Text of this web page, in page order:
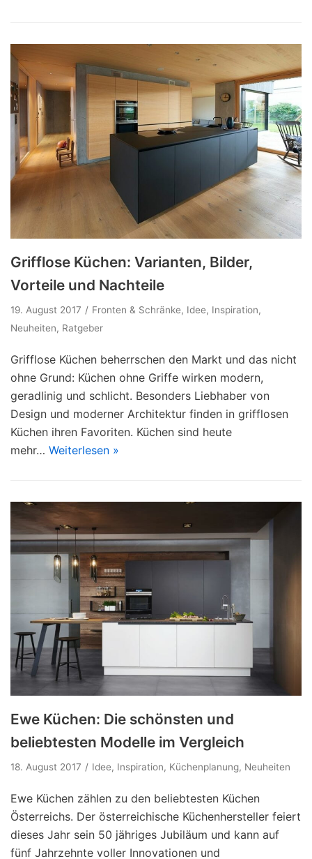
Grifflose Küchen: Varianten, Bilder,
Vorteile und Nachteile
19. August 2017 Fronten & Schränke, Idee, Inspiration,
Neuheiten, Ratgeber
Grifflose Küchen beherrschen den Markt und das nicht
ohne Grund: Küchen ohne Griffe wirken modern,
geradlinig und schlicht. Besonders Liebhaber von
Design und moderner Architektur finden in grifflosen
Küchen ihren Favoriten. Küchen sind heute
mehr… Weiterlesen »
Ewe Küchen: Die schönsten und
beliebtesten Modelle im Vergleich
18. August 2017 Idee, Inspiration, Küchenplanung, Neuheiten
Ewe Küchen zählen zu den beliebtesten Küchen
Österreichs. Der österreichische Küchenhersteller feiert
dieses Jahr sein 50 jähriges Jubiläum und kann auf
fünf Jahrzehnte voller Innovationen und